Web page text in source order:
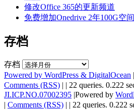
修改Office 365的更新频道
免费增加Onedrive 2年100G空间
存档
存档
Powered by WordPress & DigitalOcean |
Comments (RSS) | | 22 queries. 0.222
JI.ICP.NO.07002395 |Powered by
| Comments (RSS) | | 22 queries. 0.222